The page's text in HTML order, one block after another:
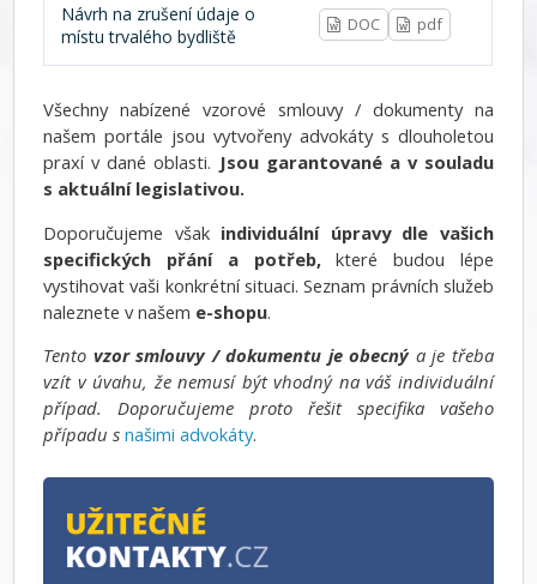
Návrh na zrušení údaje o
místu trvalého bydliště
DOC pdf
Všechny nabízené vzorové smlouvy / dokumenty na
našem portále jsou vytvořeny advokáty s dlouholetou
praxí v dané oblasti. Jsou garantované a v souladu
s aktuální legislativou.
Doporučujeme všakindividuální úpravy dle vašich
specifických přání a potřeb,které budou lépe
vystihovat vaši konkrétní situaci. Seznam právních služeb
naleznete v našem e-shopu.
Tento vzor smlouvy / dokumentu je obecnýa je třeba
vzít v úvahu, že nemusí být vhodný na váš individuální
případ. Doporučujeme proto řešit specifika vašeho
případu snašimi advokáty.